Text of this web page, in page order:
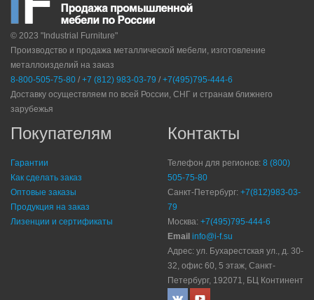
© 2023 "Industrial Furniture"
Производство и продажа металлической мебели, изготовление
металлоизделий на заказ
8-800-505-75-80 / +7 (812) 983-03-79 / +7(495)795-444-6
Доставку осуществляем по всей России, СНГ и странам ближнего
зарубежья
Покупателям
Гарантии
Как сделать заказ
Оптовые заказы
Продукция на заказ
Лизенции и сертификаты
Контакты
Телефон для регионов: 8 (800)
505-75-80
Санкт-Петербург: +7(812)983-03-
79
Москва: +7(495)795-444-6
Email info@i-f.su
Адрес: ул. Бухарестская ул., д. 30-
32, офис 60, 5 этаж, Санкт-
Петербург, 192071, БЦ Континент